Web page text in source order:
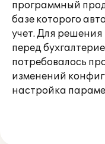
программный
базе которого
учет. Для
перед
потребовалось
изменений
настройка